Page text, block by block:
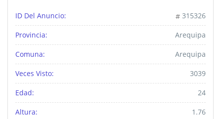
ID Del Anuncio: 315326
Provincia: Arequipa
Comuna: Arequipa
Veces Visto: 3039
Edad: 24
Altura: 1.76